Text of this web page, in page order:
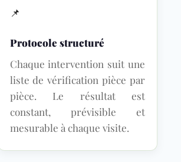
📌
Protocole structuré
Chaque intervention suit une
liste de vérification pièce par
pièce. Le résultat est
constant, prévisible et
mesurable à chaque visite.